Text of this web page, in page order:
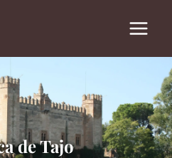
de Tajo